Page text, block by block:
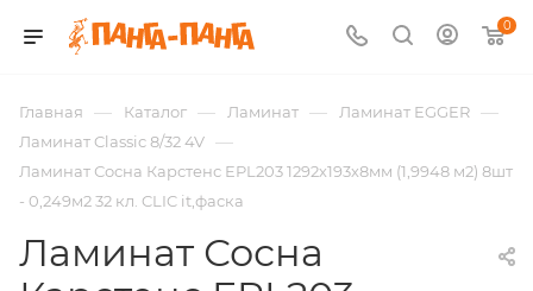
0
Главная — Каталог — Ламинат — Ламинат EGGER —
Ламинат Classic 8/32 4V —
Ламинат Сосна Карстенс EPL203 1292х193х8мм (1,9948 м2) 8шт
- 0,249м2 32 кл. CLIC it,фаска
Ламинат Сосна